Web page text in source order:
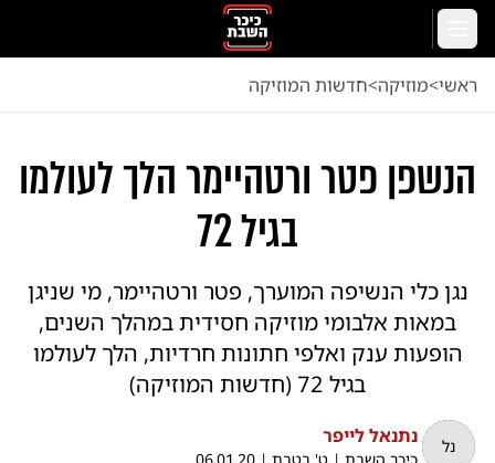
דלג לתוכן הראשי
ראשי<מוזיקה<חדשות המוזיקה
הנשפן פטר ורטהיימר הלך לעולמו
בגיל 72
נגן כלי הנשיפה המוערך, פטר ורטהיימר, מי שניגן
במאות אלבומי מוזיקה חסידית במהלך השנים,
הופעות ענק ואלפי חתונות חרדיות, הלך לעולמו
בגיל 72 (חדשות המוזיקה)
נל נתנאל לייפר